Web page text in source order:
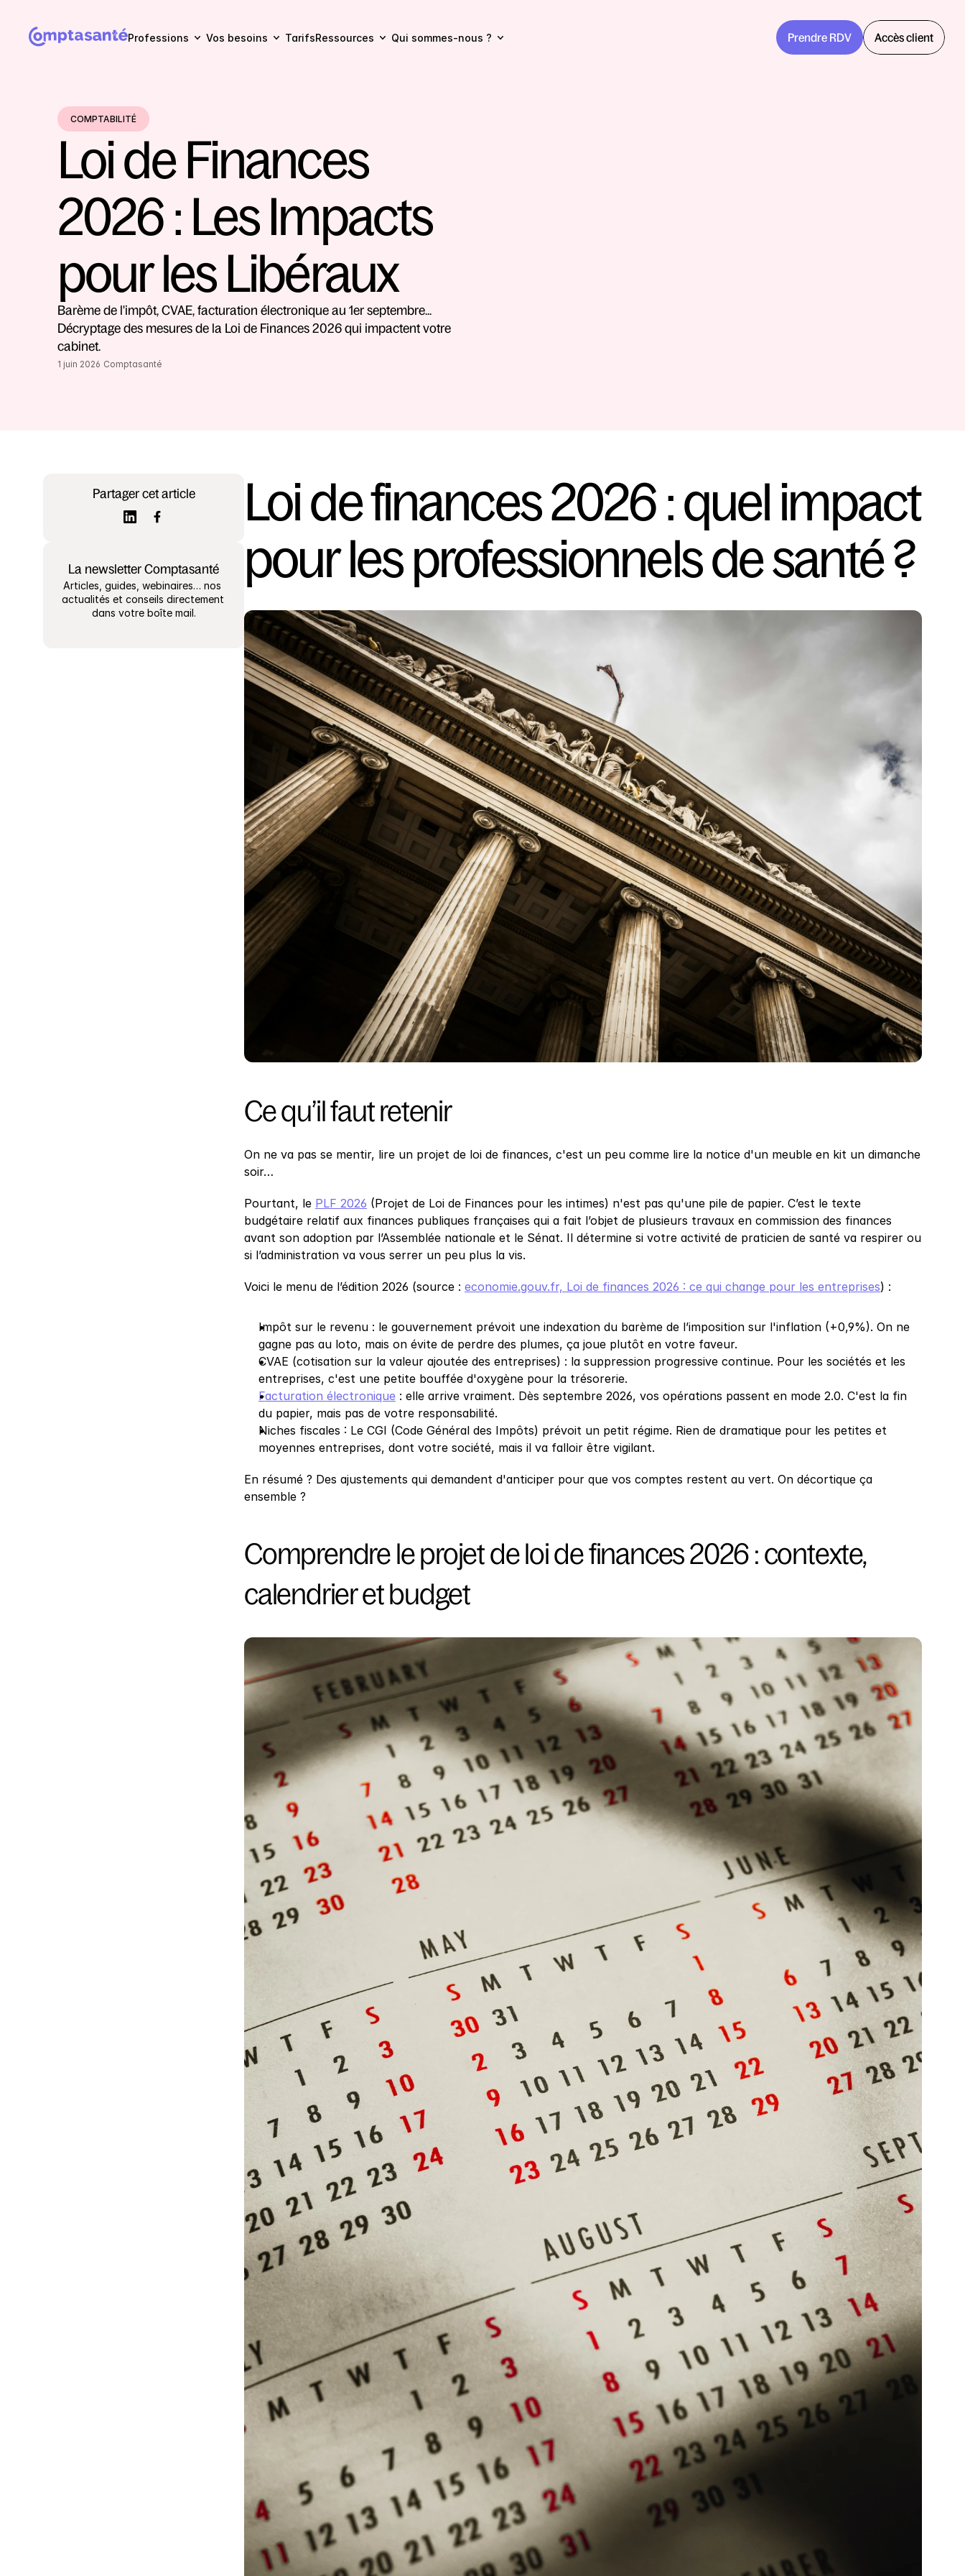
Professions Vos besoins TarifsRessources Qui sommes-nous ? Prendre RDV Accès client
COMPTABILITÉ
Loi de Finances
2026 : Les Impacts
pour les Libéraux
Barème de l'impôt, CVAE, facturation électronique au 1er septembre...
Décryptage des mesures de la Loi de Finances 2026 qui impactent votre
cabinet.
1 juin 2026 Comptasanté
Partager cet article
La newsletter Comptasanté
Articles, guides, webinaires… nos
actualités et conseils directement
dans votre boîte mail.
Loi de finances 2026 : quel impact
pour les professionnels de santé ?
Ce qu’il faut retenir
On ne va pas se mentir, lire un projet de loi de finances, c'est un peu comme lire la notice d'un meuble en kit un dimanche
soir…
Pourtant, le PLF 2026 (Projet de Loi de Finances pour les intimes) n'est pas qu'une pile de papier. C’est le texte
budgétaire relatif aux finances publiques françaises qui a fait l’objet de plusieurs travaux en commission des finances
avant son adoption par l’Assemblée nationale et le Sénat. Il détermine si votre activité de praticien de santé va respirer ou
si l’administration va vous serrer un peu plus la vis.
Voici le menu de l’édition 2026 (source : economie.gouv.fr, Loi de finances 2026 : ce qui change pour les entreprises) :
Impôt sur le revenu : le gouvernement prévoit une indexation du barème de l’imposition sur l'inflation (+0,9%). On ne
gagne pas au loto, mais on évite de perdre des plumes, ça joue plutôt en votre faveur.
CVAE (cotisation sur la valeur ajoutée des entreprises) : la suppression progressive continue. Pour les sociétés et les
entreprises, c'est une petite bouffée d'oxygène pour la trésorerie.
Facturation électronique : elle arrive vraiment. Dès septembre 2026, vos opérations passent en mode 2.0. C'est la fin
du papier, mais pas de votre responsabilité.
Niches fiscales : Le CGI (Code Général des Impôts) prévoit un petit régime. Rien de dramatique pour les petites et
moyennes entreprises, dont votre société, mais il va falloir être vigilant.
En résumé ? Des ajustements qui demandent d'anticiper pour que vos comptes restent au vert. On décortique ça
ensemble ?
Comprendre le projet de loi de finances 2026 : contexte,
calendrier et budget